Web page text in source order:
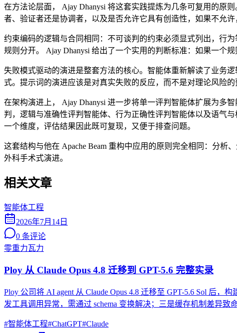
在方法论层面， Ajay Dhanysi 将这套实践提炼为几条可复用的原
者、验证者还是协调者，以及是否允许它具有创造性，如果不允
约束编码的逻辑与合同相同：不可谈判的约束必须显式列出，行
规则分开。 Ajay Dhanysi 给出了一个实用的判断标准：如果一个
失败模式驱动的演进是整套方法的核心。智能体重新解读了业务
式。提示词的演进应该是对真实失败的反应，而不是对理论风险的
在架构演进上， Ajay Dhanysi 进一步将单一评判智能体扩展为多
判，逻辑与准确性评判智能体、行为正确性评判智能体以及语气
一个维度，评估结果因此既可复现，又便于排查问题。
这套结构与他在 Apache Beam 重构中应用的原则完全相同：分
外科手术式演进。
相关文章
智能体工程
2026年7月14日
0 条评论
零重力瓦力
Ploy 从 Claude Opus 4.8 迁移到 GPT-5.6 完整实录
Ploy 公司将 AI agent 从 Claude Opus 4.8 迁移至 GPT-5.6 Sol 后
发工具调用异常，需通过 schema 变换解决；三是缓存机制差异
#智能体工程#ChatGPT#Claude